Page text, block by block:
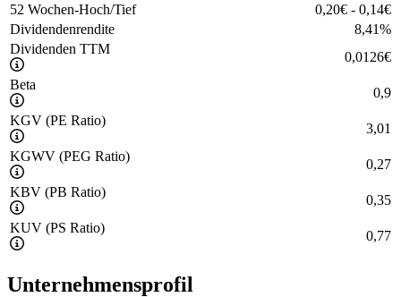
52 Wochen-Hoch/Tief
0,20€ - 0,14€
Dividendenrendite
8,41%
Dividenden TTM
0,0126€
Beta
0,9
KGV (PE Ratio)
3,01
KGWV (PEG Ratio)
0,27
KBV (PB Ratio)
0,35
KUV (PS Ratio)
0,77
Unternehmensprofil